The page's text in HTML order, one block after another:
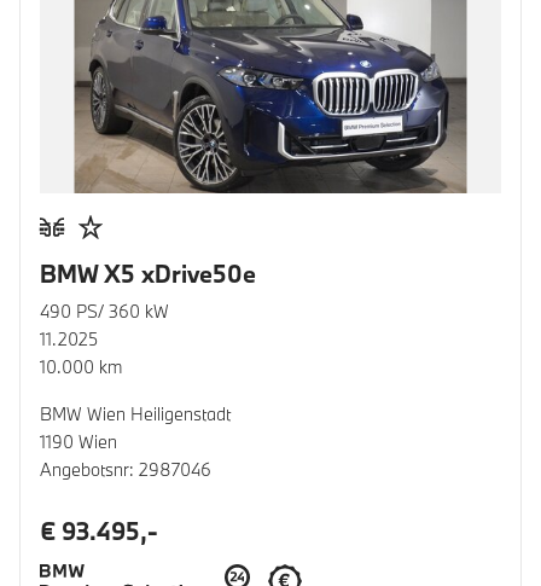
BMW X5 xDrive50e
490 PS/ 360 kW
11.2025
10.000 km
BMW Wien Heiligenstadt
1190 Wien
Angebotsnr: 2987046
€ 93.495,-